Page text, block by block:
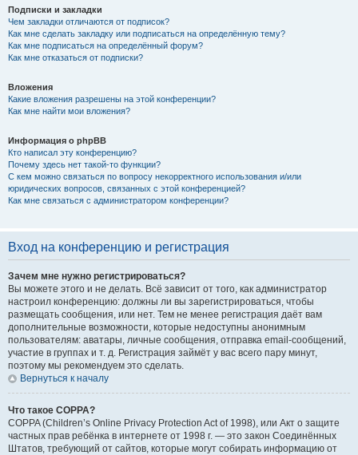
Подписки и закладки
Чем закладки отличаются от подписок?
Как мне сделать закладку или подписаться на определённую тему?
Как мне подписаться на определённый форум?
Как мне отказаться от подписки?
Вложения
Какие вложения разрешены на этой конференции?
Как мне найти мои вложения?
Информация о phpBB
Кто написал эту конференцию?
Почему здесь нет такой-то функции?
С кем можно связаться по вопросу некорректного использования и/или
юридических вопросов, связанных с этой конференцией?
Как мне связаться с администратором конференции?
Вход на конференцию и регистрация
Зачем мне нужно регистрироваться?
Вы можете этого и не делать. Всё зависит от того, как администратор
настроил конференцию: должны ли вы зарегистрироваться, чтобы
размещать сообщения, или нет. Тем не менее регистрация даёт вам
дополнительные возможности, которые недоступны анонимным
пользователям: аватары, личные сообщения, отправка email-сообщений,
участие в группах и т. д. Регистрация займёт у вас всего пару минут,
поэтому мы рекомендуем это сделать.
Вернуться к началу
Что такое COPPA?
COPPA (Children’s Online Privacy Protection Act of 1998), или Акт о защите
частных прав ребёнка в интернете от 1998 г. — это закон Соединённых
Штатов, требующий от сайтов, которые могут собирать информацию от